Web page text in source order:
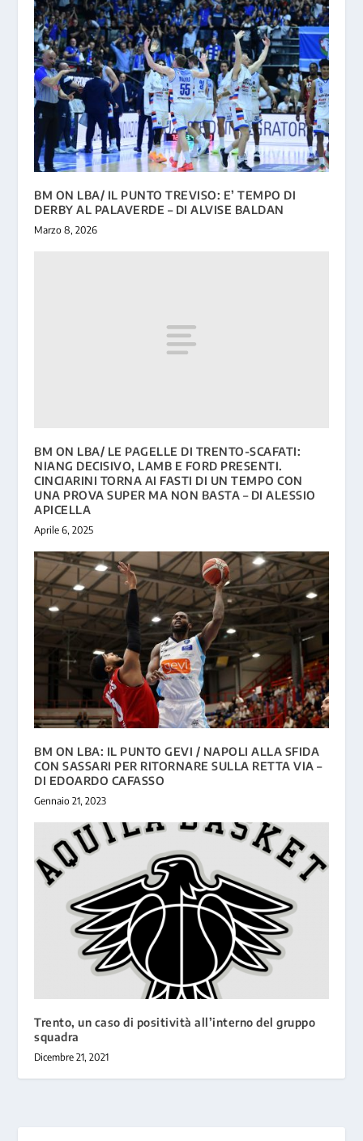
BM ON LBA/ IL PUNTO TREVISO: E’ TEMPO DI
DERBY AL PALAVERDE – DI ALVISE BALDAN
Marzo 8, 2026
BM ON LBA/ LE PAGELLE DI TRENTO-SCAFATI:
NIANG DECISIVO, LAMB E FORD PRESENTI.
CINCIARINI TORNA AI FASTI DI UN TEMPO CON
UNA PROVA SUPER MA NON BASTA – DI ALESSIO
APICELLA
Aprile 6, 2025
BM ON LBA: IL PUNTO GEVI / NAPOLI ALLA SFIDA
CON SASSARI PER RITORNARE SULLA RETTA VIA –
DI EDOARDO CAFASSO
Gennaio 21, 2023
Trento, un caso di positività all’interno del gruppo
squadra
Dicembre 21, 2021